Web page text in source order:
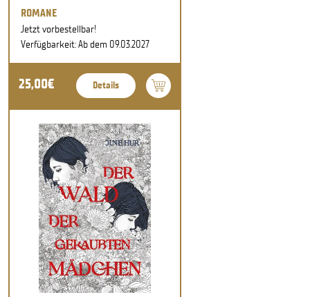
ROMANE
Jetzt vorbestellbar!
Verfügbarkeit: Ab dem 09.03.2027
25,00€ Details